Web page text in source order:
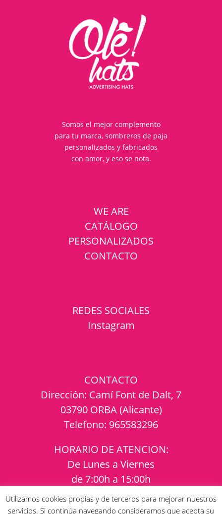
Somos el mejor complemento
para tu marca, sombreros de paja
personalizados y fabricados
con amor, y eso se nota.
WE ARE
CATÁLOGO
PERSONALIZADOS
CONTACTO
REDES SOCIALES
Instagram
CONTACTO
Dirección: Camí Font de Dalt, 7
03790 ORBA (Alicante)
Telefono: 965583296
HORARIO DE ATENCION:
De Lunes a Viernes
de 7:00h a 15:00h
Política de calidad
Utilizamos cookies propias y de terceros para mejorar nuestros
servicios. Si continúa navegando consideramos que acepta su